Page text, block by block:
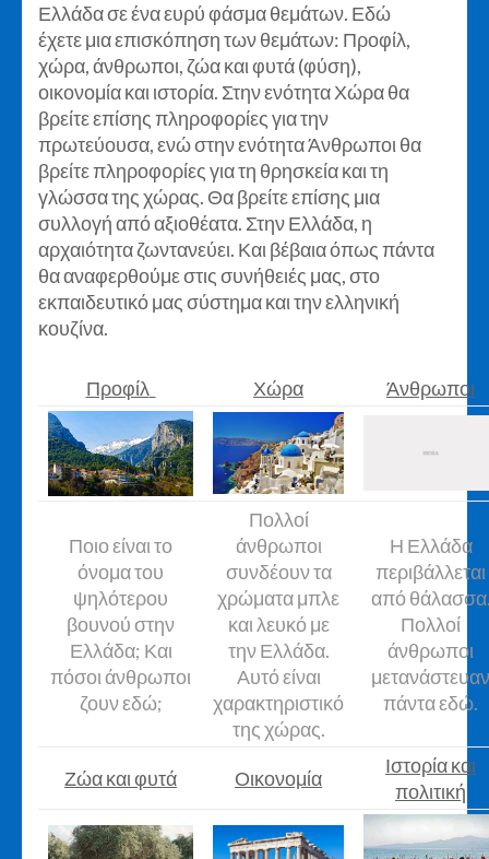
Ελλάδα σε ένα ευρύ φάσμα θεμάτων. Εδώ
έχετε μια επισκόπηση των θεμάτων: Προφίλ,
χώρα, άνθρωποι, ζώα και φυτά (φύση),
οικονομία και ιστορία. Στην ενότητα Χώρα θα
βρείτε επίσης πληροφορίες για την
πρωτεύουσα, ενώ στην ενότητα Άνθρωποι θα
βρείτε πληροφορίες για τη θρησκεία και τη
γλώσσα της χώρας. Θα βρείτε επίσης μια
συλλογή από αξιοθέατα. Στην Ελλάδα, η
αρχαιότητα ζωντανεύει. Και βέβαια όπως πάντα
θα αναφερθούμε στις συνήθειές μας, στο
εκπαιδευτικό μας σύστημα και την ελληνική
κουζίνα.
Προφίλ Χώρα Άνθρωποι
Ποιο είναι το
όνομα του
ψηλότερου
βουνού στην
Ελλάδα; Και
πόσοι άνθρωποι
ζουν εδώ;
Πολλοί
άνθρωποι
συνδέουν τα
χρώματα μπλε
και λευκό με
την Ελλάδα.
Αυτό είναι
χαρακτηριστικό
της χώρας.
Η Ελλάδα
περιβάλλεται
από
Πολλοί
άνθρωποι
μετανάστευαν
πάντα εδώ.
Ζώα και φυτά Οικονομία
Ιστορία και
πολιτική